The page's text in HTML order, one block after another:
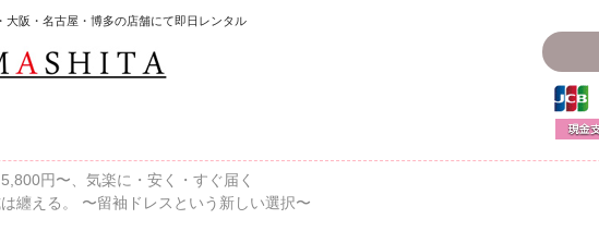
阪・名古屋・博多の店舗にて即日レンタル
円〜、気楽に・安く・すぐ届く
纏える。 〜留袖ドレスという新しい選択〜